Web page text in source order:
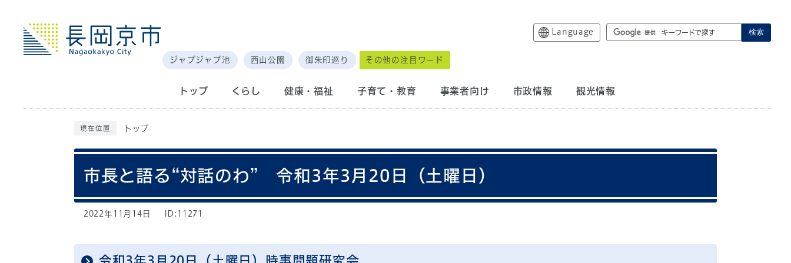
Language 検索
ジャブジャブ池 西山公園 御朱印巡り その他の注目ワード
トップ くらし 健康・福祉 子育て・教育 事業者向け 市政情報 観光情報
現在位置 トップ
市長と語る“対話のわ” 令和3年3月20日（土曜日）
2022年11月14日 ID:11271